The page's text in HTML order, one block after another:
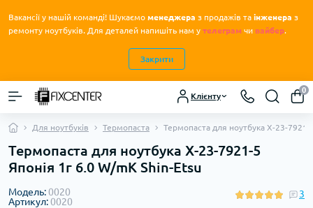
Вакансії у нашій команді! Шукаємо менеджера з продажів та інженера з
ремонту ноутбуків. Для деталей напишіть нам у телеграм чи вайбер.
Закрити
Клієнту
0
Для ноутбуків Термопаста Термопаста для ноутбука X-23-7921-
Термопаста для ноутбука X-23-7921-5
Японія 1г 6.0 W/mK Shin-Etsu
Модель:0020
Артикул:0020
3